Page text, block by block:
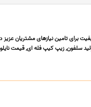
برای تامین نیازهای مشتریان
سلفون, زیپ کیپ فله ای, قیمت